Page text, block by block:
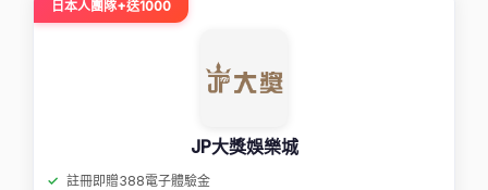
日本人團隊+送1000
JP大獎娛樂城
註冊即贈388電子體驗金